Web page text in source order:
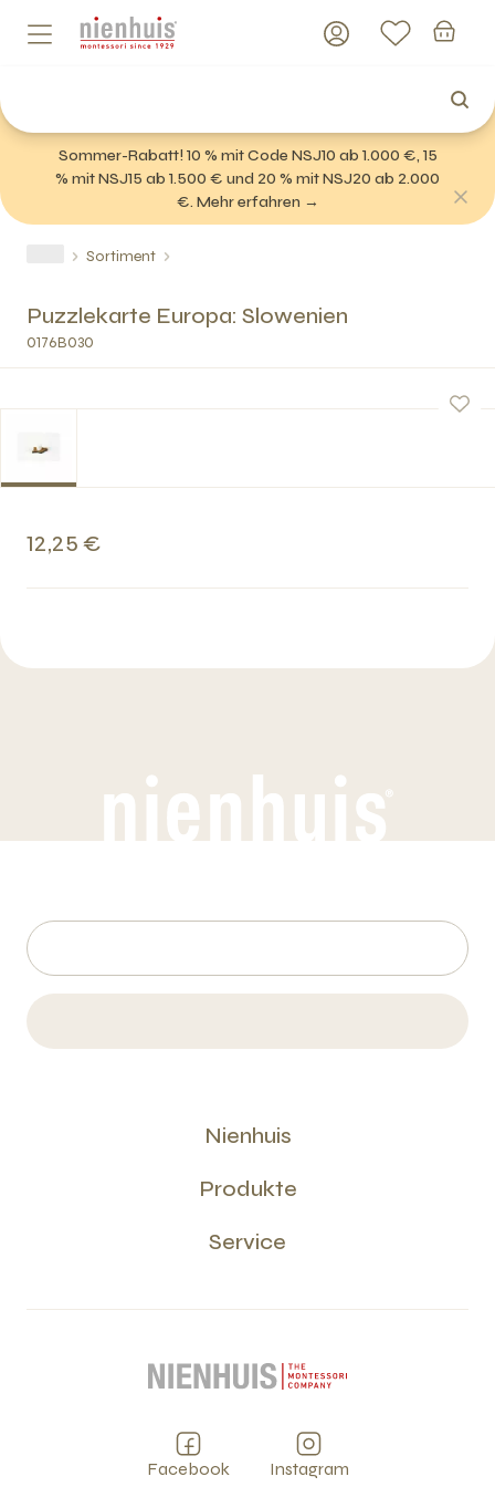
Sommer-Rabatt! 10 % mit Code NSJ10 ab 1.000 €, 15
% mit NSJ15 ab 1.500 € und 20 % mit NSJ20 ab 2.000
€. Mehr erfahren →
Sortiment
Puzzlekarte Europa: Slowenien
0176B030
12,25 €
Nienhuis
Produkte
Service
Facebook Instagram